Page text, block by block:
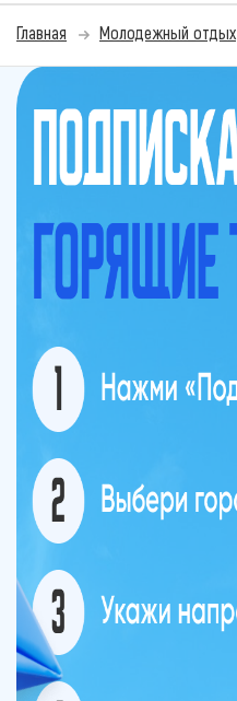
Главная Молодежный отдых